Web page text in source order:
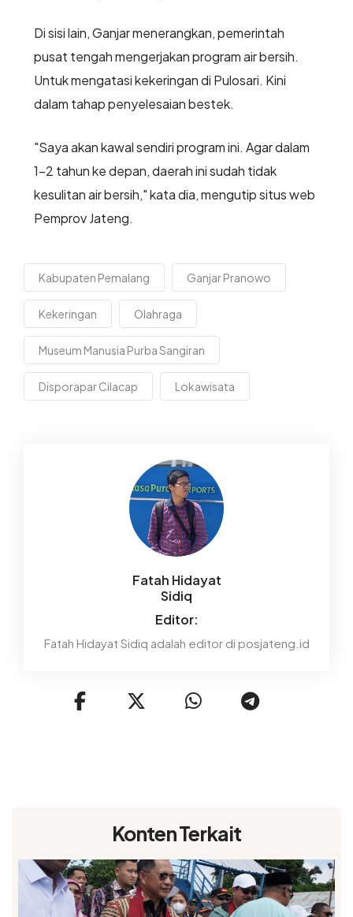
Di sisi lain, Ganjar menerangkan, pemerintah
pusat tengah mengerjakan program air bersih.
Untuk mengatasi kekeringan di Pulosari. Kini
dalam tahap penyelesaian bestek.
"Saya akan kawal sendiri program ini. Agar dalam
1-2 tahun ke depan, daerah ini sudah tidak
kesulitan air bersih," kata dia, mengutip situs web
Pemprov Jateng.
Kabupaten Pemalang Ganjar Pranowo
Kekeringan Olahraga
Museum Manusia Purba Sangiran
Disporapar Cilacap Lokawisata
Fatah Hidayat
Sidiq
Editor:
Fatah Hidayat Sidiq adalah editor di posjateng.id
Konten Terkait